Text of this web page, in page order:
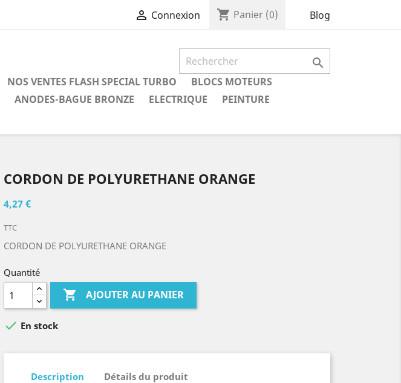
 Connexion shopping_cart Panier (0) Blog

NOS VENTES FLASH SPECIAL TURBO
BLOCS MOTEURS
ANODES-BAGUE BRONZE ELECTRIQUE PEINTURE
CORDON DE POLYURETHANE ORANGE
4,27 €
TTC
CORDON DE POLYURETHANE ORANGE
Quantité
 AJOUTER AU PANIER
 En stock
Description Détails du produit